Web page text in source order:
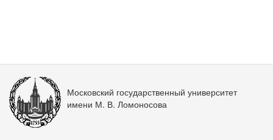
Московский государственный университет
имени М. В. Ломоносова